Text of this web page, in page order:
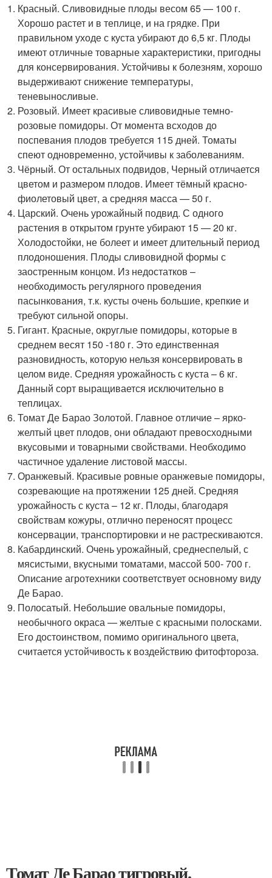
Красный. Сливовидные плоды весом 65 — 100 г.
Хорошо растет и в теплице, и на грядке. При
правильном уходе с куста убирают до 6,5 кг. Плоды
имеют отличные товарные характеристики, пригодны
для консервирования. Устойчивы к болезням, хорошо
выдерживают снижение температуры,
теневыносливые.
Розовый. Имеет красивые сливовидные темно-
розовые помидоры. От момента всходов до
поспевания плодов требуется 115 дней. Томаты
спеют одновременно, устойчивы к заболеваниям.
Чёрный. От остальных подвидов, Черный отличается
цветом и размером плодов. Имеет тёмный красно-
фиолетовый цвет, а средняя масса — 50 г.
Царский. Очень урожайный подвид. С одного
растения в открытом грунте убирают 15 — 20 кг.
Холодостойки, не болеет и имеет длительный период
плодоношения. Плоды сливовидной формы с
заостренным концом. Из недостатков –
необходимость регулярного проведения
пасынкования, т.к. кусты очень большие, крепкие и
требуют сильной опоры.
Гигант. Красные, округлые помидоры, которые в
среднем весят 150 -180 г. Это единственная
разновидность, которую нельзя консервировать в
целом виде. Средняя урожайность с куста – 6 кг.
Данный сорт выращивается исключительно в
теплицах.
Томат Де Барао Золотой. Главное отличие – ярко-
желтый цвет плодов, они обладают превосходными
вкусовыми и товарными свойствами. Необходимо
частичное удаление листовой массы.
Оранжевый. Красивые ровные оранжевые помидоры,
созревающие на протяжении 125 дней. Средняя
урожайность с куста – 12 кг. Плоды, благодаря
свойствам кожуры, отлично переносят процесс
консервации, транспортировки и не растрескиваются.
Кабардинский. Очень урожайный, среднеспелый, с
мясистыми, вкусными томатами, массой 500- 700 г.
Описание агротехники соответствует основному виду
Де Барао.
Полосатый. Небольшие овальные помидоры,
необычного окраса — желтые с красными полосками.
Его достоинством, помимо оригинального цвета,
считается устойчивость к воздействию фитофтороза.
Томат Де Барао тигровый.